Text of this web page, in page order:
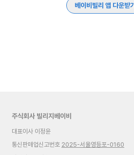
베이비빌리 앱 다운받기
주식회사 빌리지베이비
대표이사 이정윤
통신판매업신고번호 2025-서울영등포-0160